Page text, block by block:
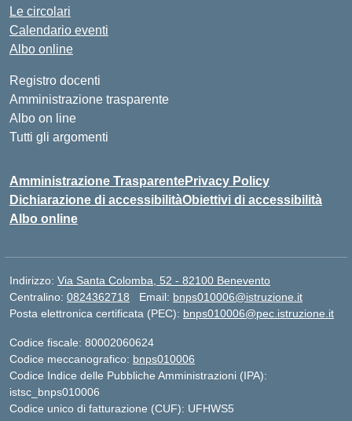
Le circolari
Calendario eventi
Albo online
Registro docenti
Amministrazione trasparente
Albo on line
Tutti gli argomenti
Amministrazione TrasparentePrivacy Policy
Dichiarazione di accessibilitàObiettivi di accessibilità
Albo online
Indirizzo: Via Santa Colomba, 52 - 82100 Benevento
Centralino: 0824362718 Email: bnps010006@istruzione.it
Posta elettronica certificata (PEC): bnps010006@pec.istruzione.it
Codice fiscale: 80002060624
Codice meccanografico: bnps010006
Codice Indice delle Pubbliche Amministrazioni (IPA):
istsc_bnps010006
Codice unico di fatturazione (CUF): UFHWS5